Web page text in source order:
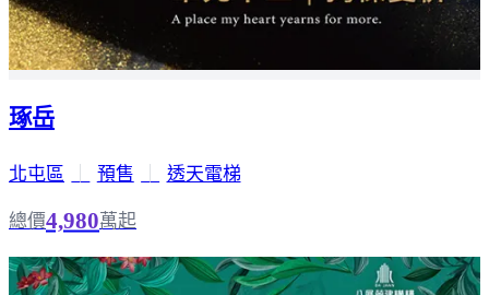
琢岳
北屯區 預售 透天電梯
總價4,980萬起